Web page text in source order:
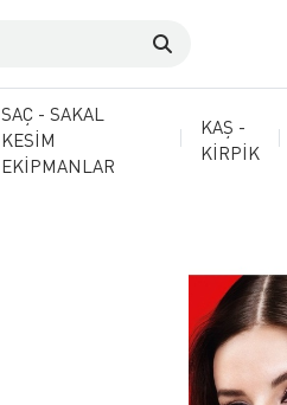
SAÇ - SAKAL
KESİM
EKİPMANLAR
KAŞ -
KİRPİK